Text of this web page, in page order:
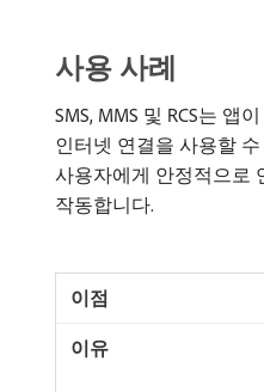
사용 사례
SMS, MMS 및 RCS는 앱
인터넷 연결을 사용할
사용자에게 안정적으로
작동합니다.